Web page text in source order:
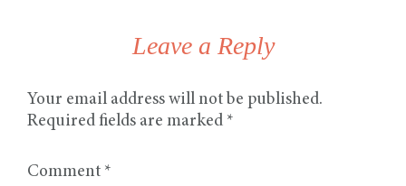
Leave a Reply
Your email address will not be published.
Required fields are marked *
Comment *